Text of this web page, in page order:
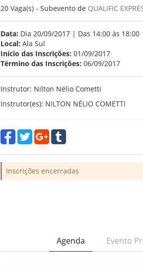
20 Vaga(s) - Subevento de QUALIFIC
Data: Dia 20/09/2017 | Das 14:00 às 18:00
Local: Ala Sul
Início das Inscrições: 01/09/2017
Término das Inscrições: 06/09/2017
Instrutor: Nilton Nélio Cometti
Instrutor(es): NILTON NÉLIO COMETTI
Inscrições encerradas
Agenda Evento